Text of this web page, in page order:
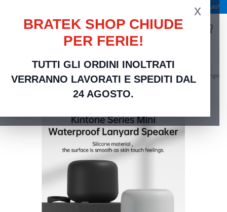
Serve aiuto?
x
BRATEK SHOP CHIUDE
PER FERIE!
TUTTI GLI ORDINI INOLTRATI
VERRANNO LAVORATI E SPEDITI DAL
24 AGOSTO.
Home Telefonia e Accessori Altoparlante Bluetooth 5,0 5W in silicone Waterproof Grigio